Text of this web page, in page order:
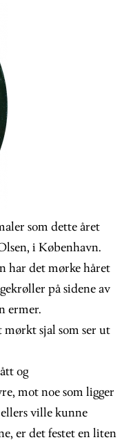
som dette året
i København.
har det mørke håret
på sidene av
ermer.
mørkt sjal som ser ut
og
mot noe som ligger
ville kunne
er det festet en liten